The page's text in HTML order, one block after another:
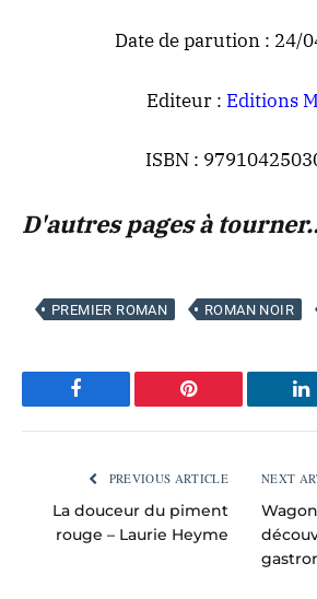
Date de parution : 24/
Editeur : Editions
ISBN :
D'autres pages à
PREMIER ROMAN ROMAN NOIR
Facebook Pinterest
PREVIOUS ARTICLE
La douceur du piment
rouge – Laurie Heyme
NEXT